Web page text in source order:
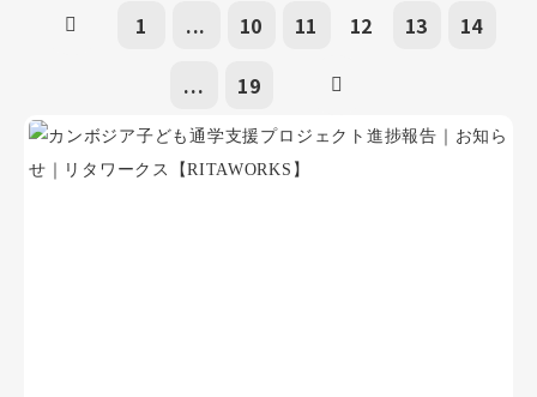
1 ... 10 11 12 13 14
... 19